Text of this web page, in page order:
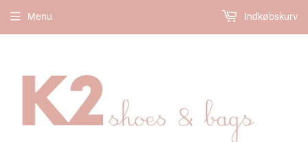
Menu Indkøbskurv